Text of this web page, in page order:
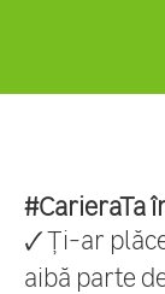
#CarieraTa
🗸 Ți-ar
aibă parte